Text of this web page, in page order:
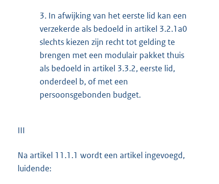
3. In afwijking van het eerste lid kan een
verzekerde als bedoeld in artikel 3.2.1a0
slechts kiezen zijn recht tot gelding te
brengen met een modulair pakket thuis
als bedoeld in artikel 3.3.2, eerste lid,
onderdeel b, of met een
persoonsgebonden budget.
III
Na artikel 11.1.1 wordt een artikel ingevoegd,
luidende: